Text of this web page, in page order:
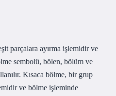
parçalara ayırma işlemidir ve
sembolü, bölen, bölüm ve
Kısaca bölme, bir grup
ve bölme işleminde